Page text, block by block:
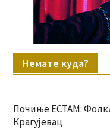
Немате куда?
Почиње ЕСТАМ:
Крагујевац